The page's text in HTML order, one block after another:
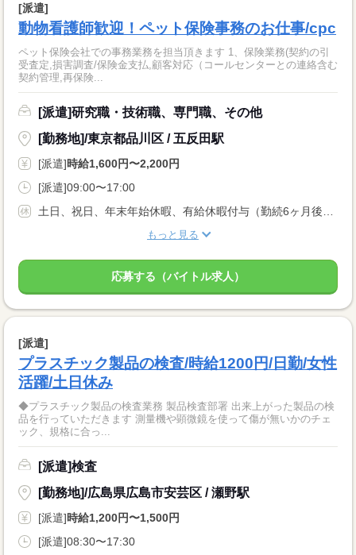
[派遣]
動物看護師歓迎！ペット保険事務のお仕事/cpc
ペット保険会社での事務業務を担当頂きます 1、保険業務(契約の引
受査定,損害調査/保険金支払,顧客対応（コールセンターとの連絡含む
契約管理,再保険...
[派遣]研究職・技術職、専門職、その他
[勤務地]/東京都品川区 / 五反田駅
[派遣]時給1,600円〜2,200円
[派遣]09:00〜17:00
もっと見る
応募する（バイトル求人）
[派遣]
プラスチック製品の検査/時給1200円/日勤/女性
活躍/土日休み
◆プラスチック製品の検査業務 製品検査部署 出来上がった製品の検
品を行っていただきます 測量機や顕微鏡を使って傷が無いかのチェ
ック、規格に合っ...
[派遣]検査
[勤務地]/広島県広島市安芸区 / 瀬野駅
[派遣]時給1,200円〜1,500円
[派遣]08:30〜17:30